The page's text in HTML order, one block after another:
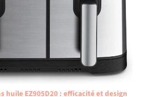
huile EZ905D20 : efficacité et design